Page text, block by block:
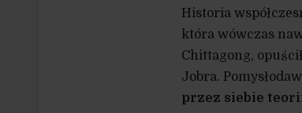
Historia
która wówczas
Chittagong,
Jobra.
przez siebie